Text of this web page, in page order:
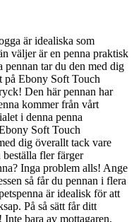
är idealiska som
väljer är en penna praktisk
tar du den med dig
på Ebony Soft Touch
Den här pennan har
kommer från vårt
i denna penna
Soft Touch
dig överallt tack vare
fler färger
Inga problem alls! Ange
så får du pennan i flera
är idealisk för att
På så sätt får ditt
bara av mottagaren.